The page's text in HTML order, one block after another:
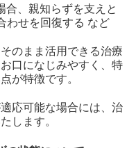
合、親知らずを支えと
わせを回復する など
のまま活用できる治療
口になじみやすく、特
が特徴です。
応可能な場合には、治
します。